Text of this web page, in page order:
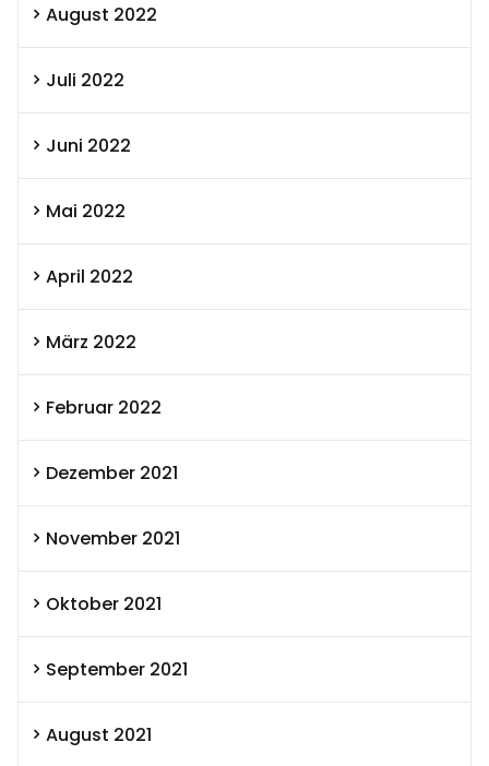
August 2022
Juli 2022
Juni 2022
Mai 2022
April 2022
März 2022
Februar 2022
Dezember 2021
November 2021
Oktober 2021
September 2021
August 2021